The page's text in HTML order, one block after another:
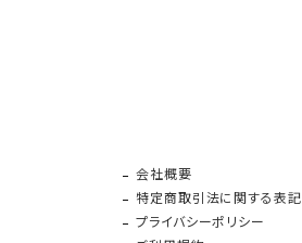
会社概要
特定商取引法に関する表記
プライバシーポリシー